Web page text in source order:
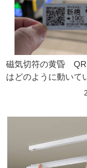
磁気切符の黄昏　
はどのように動いて